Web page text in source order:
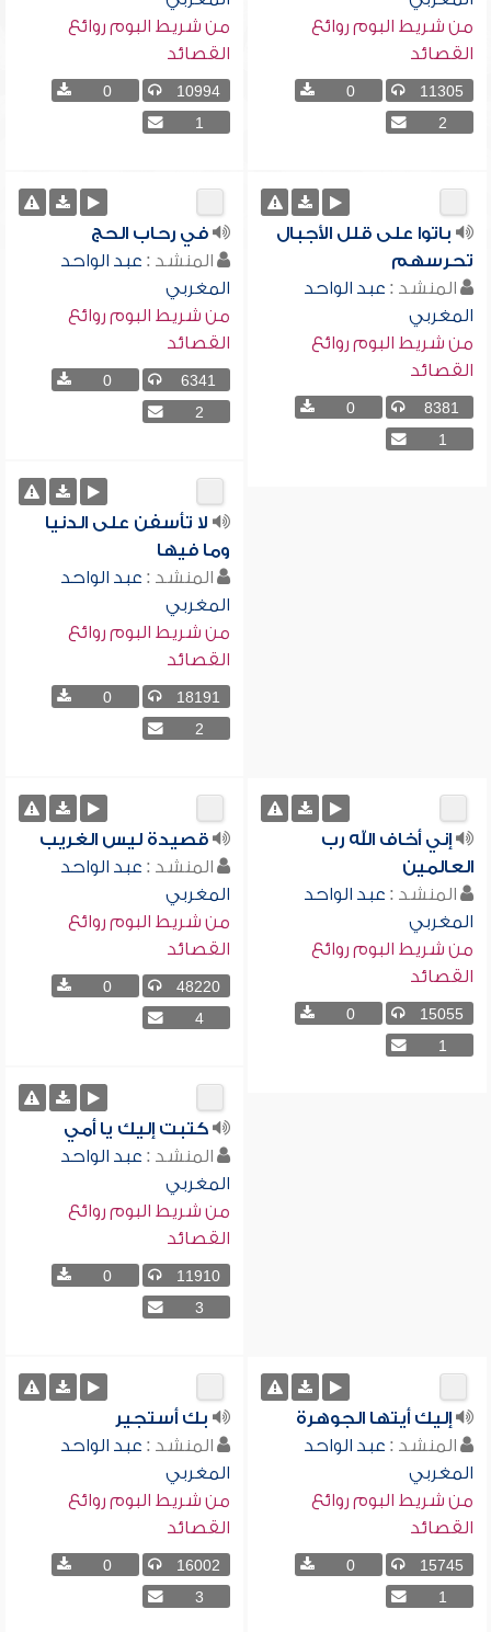
من شريط البوم روائع
القصائد
11305
0
2
من شريط البوم روائع
القصائد
10994
0
1
باتوا على قلل الأجبال
تحرسهم
المنشد : عبد الواحد
المغربي
من شريط البوم روائع
القصائد
8381
0
1
في رحاب الحج
المنشد : عبد الواحد
المغربي
من شريط البوم روائع
القصائد
6341
0
2
لا تأسفن على الدنيا
وما فيها
المنشد : عبد الواحد
المغربي
من شريط البوم روائع
القصائد
18191
0
2
إني أخاف الله رب
العالمين
المنشد : عبد الواحد
المغربي
من شريط البوم روائع
القصائد
15055
0
1
قصيدة ليس الغريب
المنشد : عبد الواحد
المغربي
من شريط البوم روائع
القصائد
48220
0
4
كتبت إليك يا أمي
المنشد : عبد الواحد
المغربي
من شريط البوم روائع
القصائد
11910
0
3
إليك أيتها الجوهرة
المنشد : عبد الواحد
المغربي
من شريط البوم روائع
القصائد
15745
0
1
بك أستجير
المنشد : عبد الواحد
المغربي
من شريط البوم روائع
القصائد
16002
0
3